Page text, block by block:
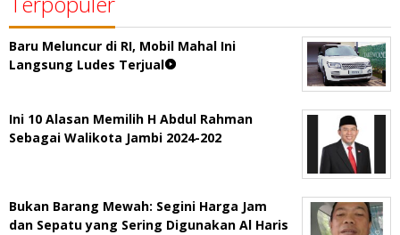
Baru Meluncur di RI, Mobil Mahal Ini
Langsung Ludes Terjual
Ini 10 Alasan Memilih H Abdul Rahman
Sebagai Walikota Jambi 2024-202
Bukan Barang Mewah: Segini Harga Jam
dan Sepatu yang Sering Digunakan Al Haris